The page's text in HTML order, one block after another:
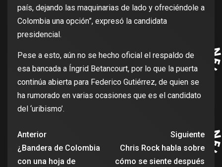
país, dejando las maquinarias de lado y ofreciéndole a
Colombia una opción”, expresó la candidata
presidencial.
Pese a esto, aún no se hecho oficial el respaldo de
esa bancada a Íngrid Betancourt, por lo que la puerta
continúa abierta para Federico Gutiérrez, de quien se
ha rumorado en varias ocasiones que es el candidato
del ‘uribismo’.
Anterior
¿Bandera de Colombia
con una hoja de
Siguiente
Chris Rock habla sobre
cómo se siente después